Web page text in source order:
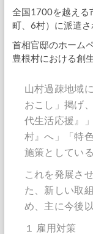
全国1700を越える
町、6村）に派遣さ
首相官邸のホーム
豊根村における創
山村過疎地域
おこし」掲げ
代生活応援』
村』へ」「特
施策としている
これを発展さ
た、新しい取
め、主に今後
１ 雇用対策